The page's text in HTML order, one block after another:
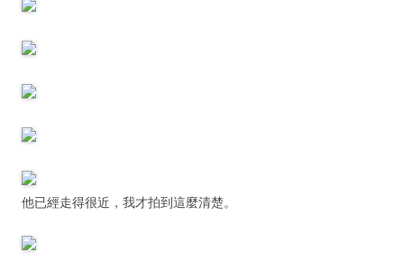
他已經走得很近，我才拍到這麼清楚。